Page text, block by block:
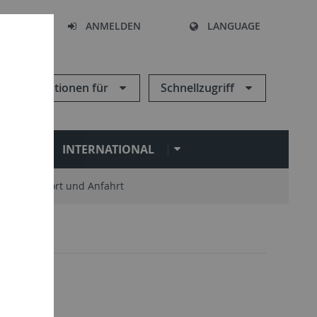
ANMELDEN LANGUAGE
Informationen für Schnellzugriff
INTERNATIONAL
Standort und Anfahrt